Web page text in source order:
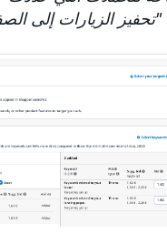
الزيارات إلى